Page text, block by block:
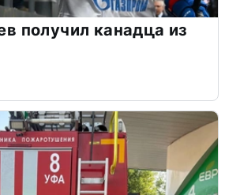
получил канадца из